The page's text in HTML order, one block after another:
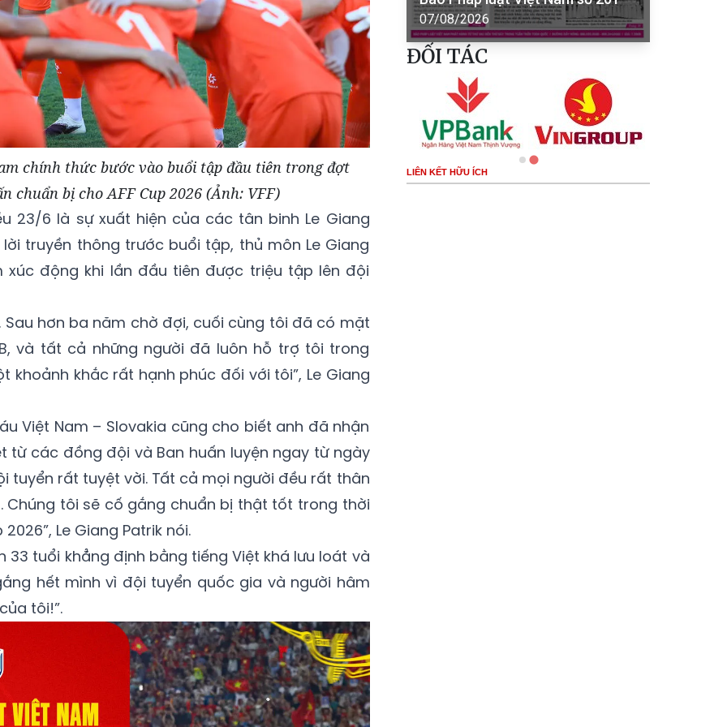
chính thức bước vào buổi tập đầu tiên trong đợt
chuẩn bị cho AFF Cup 2026 (Ảnh: VFF)
23/6 là sự xuất hiện của các tân binh Le Giang
lời truyền thông trước buổi tập, thủ môn Le Giang
xúc động khi lần đầu tiên được triệu tập lên đội
Sau hơn ba năm chờ đợi, cuối cùng tôi đã có mặt
và tất cả những người đã luôn hỗ trợ tôi trong
khoảnh khắc rất hạnh phúc đối với tôi”, Le Giang
Việt Nam – Slovakia cũng cho biết anh đã nhận
từ các đồng đội và Ban huấn luyện ngay từ ngày
tuyển rất tuyệt vời. Tất cả mọi người đều rất thân
Chúng tôi sẽ cố gắng chuẩn bị thật tốt trong thời
Le Giang Patrik nói.
33 tuổi khẳng định bằng tiếng Việt khá lưu loát và
hết mình vì đội tuyển quốc gia và người hâm
tôi!”.
07/08/2026
ĐỐI TÁC
LIÊN KẾT HỮU ÍCH